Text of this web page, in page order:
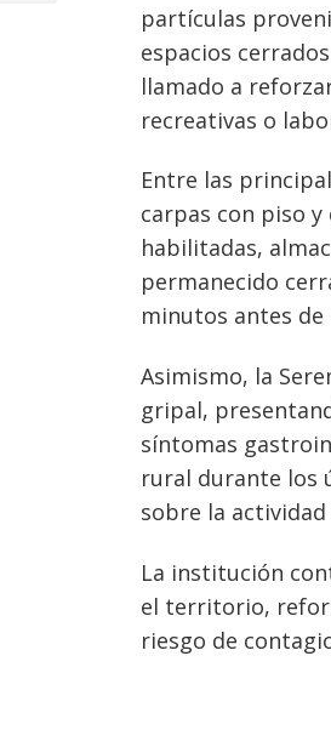
partículas
espacios
llamado a
recreativas o
Entre las
carpas con piso
habilitadas,
permanecido
minutos antes de
Asimismo, la
gripal,
síntomas
rural durante los
sobre la
La institución
el territorio,
riesgo de